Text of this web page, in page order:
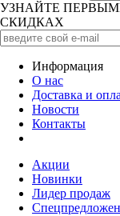
УЗНАЙТЕ
СКИДКАХ
Информация
О нас
Доставка и
Новости
Контакты
Акции
Новинки
Лидер продаж